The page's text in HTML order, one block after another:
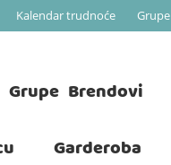
Kalendar trudnoće Grupe
Grupe Brendovi
Garderoba